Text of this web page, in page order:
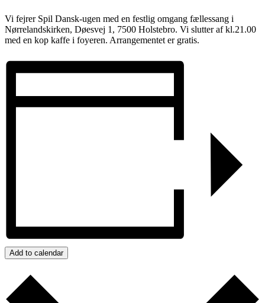
Vi fejrer Spil Dansk-ugen med en festlig omgang fællessang i
Nørrelandskirken, Døesvej 1, 7500 Holstebro. Vi slutter af kl.21.00
med en kop kaffe i foyeren. Arrangementet er gratis.
Add to calendar